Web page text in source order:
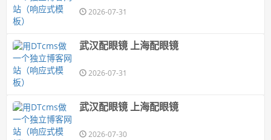
2026-07-31
武汉配眼镜 上海配眼镜
2026-07-31
武汉配眼镜 上海配眼镜
2026-07-30